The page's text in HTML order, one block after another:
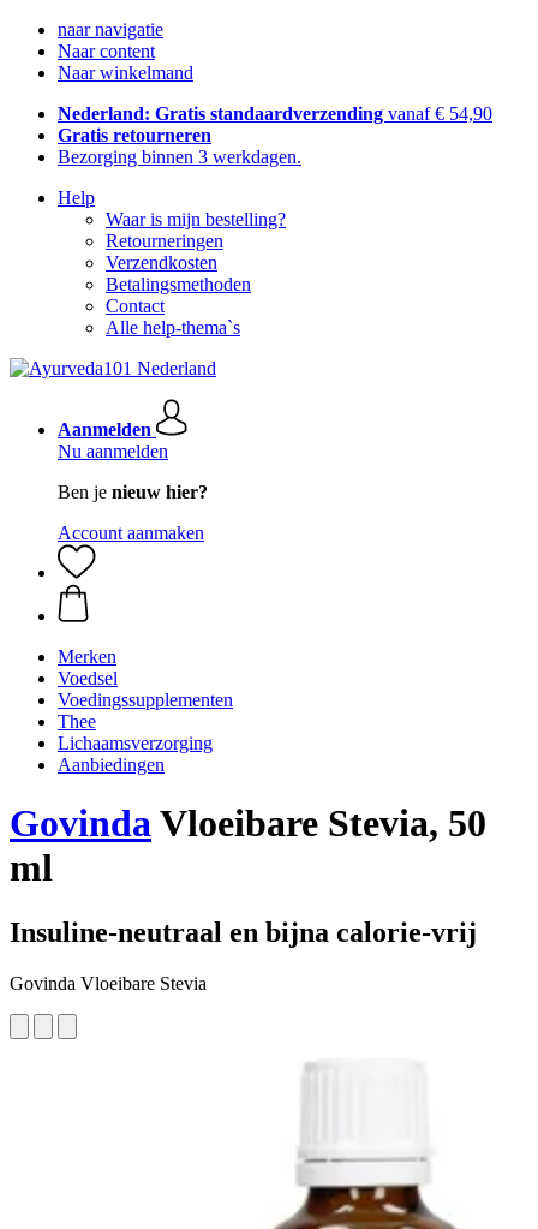
naar navigatie
Naar content
Naar winkelmand
Nederland: Gratis standaardverzending vanaf € 54,90
Gratis retourneren
Bezorging binnen 3 werkdagen.
Help
Waar is mijn bestelling?
Retourneringen
Verzendkosten
Betalingsmethoden
Contact
Alle help-thema`s
Aanmelden
Nu aanmelden
Ben je nieuw hier?
Account aanmaken
Merken
Voedsel
Voedingssupplementen
Thee
Lichaamsverzorging
Aanbiedingen
GovindaVloeibare Stevia, 50
ml
Insuline-neutraal en bijna calorie-vrij
Govinda Vloeibare Stevia